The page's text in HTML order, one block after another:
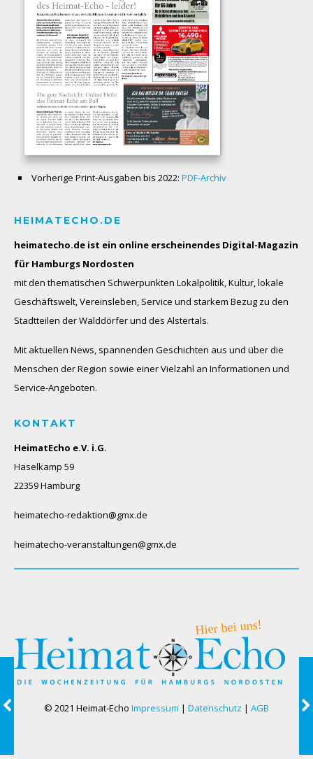
Vorherige Print-Ausgaben bis 2022: PDF-Archiv
HEIMATECHO.DE
heimatecho.de ist ein online erscheinendes Digital-Magazin
für Hamburgs Nordosten
mit den thematischen Schwerpunkten Lokalpolitik, Kultur, lokale
Geschäftswelt, Vereinsleben, Service und starkem Bezug zu den
Stadtteilen der Walddörfer und des Alstertals.
Mit aktuellen News, spannenden Geschichten aus und über die
Menschen der Region sowie einer Vielzahl an Informationen und
Service-Angeboten.
KONTAKT
HeimatEcho e.V. i.G.
Haselkamp 59
22359 Hamburg
heimatecho-redaktion@gmx.de
heimatecho-veranstaltungen@gmx.de
© 2021 Heimat-Echo Impressum | Datenschutz | AGB